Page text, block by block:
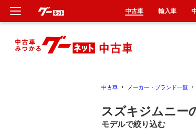
中古車 メーカー・ブランド一覧
スズキジムニー
モデルで絞り込む
中古車 輸入車
新車